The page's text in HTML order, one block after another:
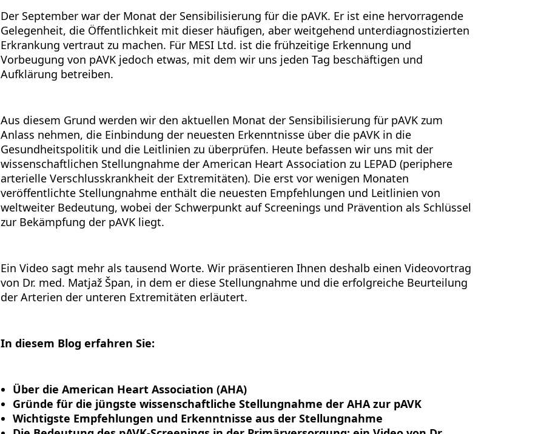
Der September war der Monat der Sensibilisierung für die pAVK. Er ist eine hervorragende
Gelegenheit, die Öffentlichkeit mit dieser häufigen, aber weitgehend unterdiagnostizierten
Erkrankung vertraut zu machen. Für MESI Ltd. ist die frühzeitige Erkennung und
Vorbeugung von pAVK jedoch etwas, mit dem wir uns jeden Tag beschäftigen und
Aufklärung betreiben.
Aus diesem Grund werden wir den aktuellen Monat der Sensibilisierung für pAVK zum
Anlass nehmen, die Einbindung der neuesten Erkenntnisse über die pAVK in die
Gesundheitspolitik und die Leitlinien zu überprüfen. Heute befassen wir uns mit der
wissenschaftlichen Stellungnahme der American Heart Association zu LEPAD (periphere
arterielle Verschlusskrankheit der Extremitäten). Die erst vor wenigen Monaten
veröffentlichte Stellungnahme enthält die neuesten Empfehlungen und Leitlinien von
weltweiter Bedeutung, wobei der Schwerpunkt auf Screenings und Prävention als Schlüssel
zur Bekämpfung der pAVK liegt.
Ein Video sagt mehr als tausend Worte. Wir präsentieren Ihnen deshalb einen Videovortrag
von Dr. med. Matjaž Špan, in dem er diese Stellungnahme und die erfolgreiche Beurteilung
der Arterien der unteren Extremitäten erläutert.
In diesem Blog erfahren Sie:
Über die American Heart Association (AHA)
Gründe für die jüngste wissenschaftliche Stellungnahme der AHA zur pAVK
Wichtigste Empfehlungen und Erkenntnisse aus der Stellungnahme